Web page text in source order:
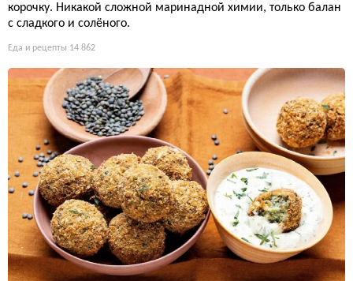
корочку. Никакой сложной маринадной химии, только балан
с сладкого и солёного.
Еда и рецепты 14 862